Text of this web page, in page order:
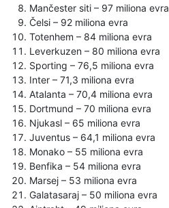
Mančester siti – 97 miliona evra
Čelsi – 92 miliona evra
Totenhem – 84 miliona evra
Leverkuzen – 80 miliona evra
Sporting – 76,5 miliona evra
Inter – 71,3 miliona evra
Atalanta – 70,4 miliona evra
Dortmund – 70 miliona evra
Njukasl – 65 miliona evra
Juventus – 64,1 miliona evra
Monako – 55 miliona evra
Benfika – 54 miliona evra
Marsej – 53 miliona evra
Galatasaraj – 50 miliona evra